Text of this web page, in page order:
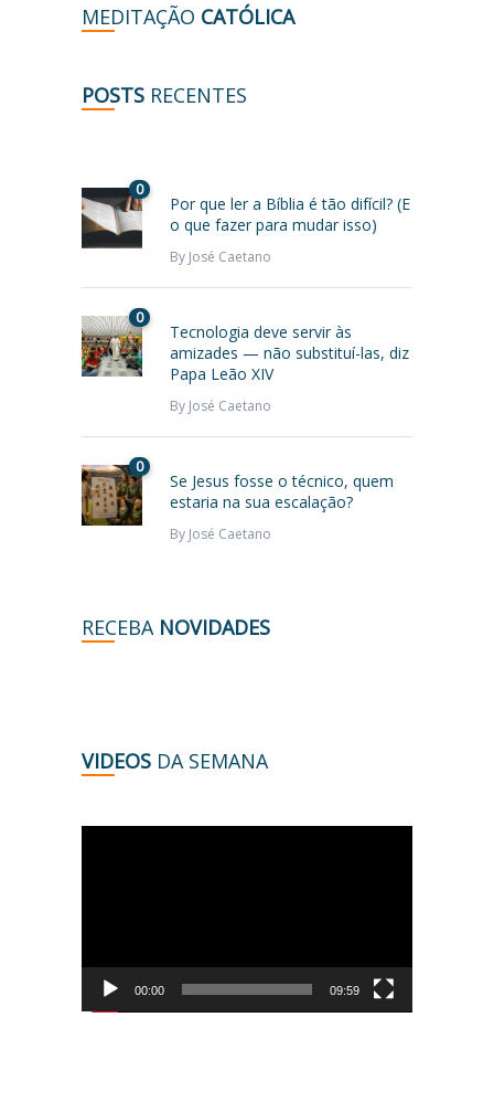
MEDITAÇÃO CATÓLICA
POSTS RECENTES
0
Por que ler a Bíblia é tão difícil? (E
o que fazer para mudar isso)
By José Caetano
0
Tecnologia deve servir às
amizades — não substituí-las, diz
Papa Leão XIV
By José Caetano
0
Se Jesus fosse o técnico, quem
estaria na sua escalação?
By José Caetano
RECEBA NOVIDADES
VIDEOS DA SEMANA
00:00 09:59